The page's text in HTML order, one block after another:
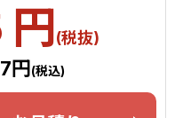
円(税抜)
円 (税込)